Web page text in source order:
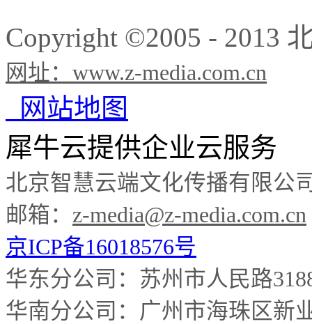
Copyright ©2005 - 2013
网址： www.z-media.com.cn
网站地图
犀牛云提供企业云服务
北京智慧云端文化传播有限公
邮箱： z-media@z-media.com.cn
京ICP备16018576号
华东分公司：苏州市人民路
华南分公司： 广州市海珠区新